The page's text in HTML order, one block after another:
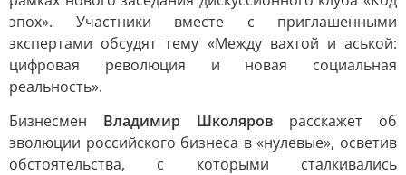
эпох». Участники вместе с приглашенными
экспертами обсудят тему «Между вахтой и аськой:
цифровая революция и новая социальная
реальность».
Бизнесмен Владимир Школяров расскажет об
эволюции российского бизнеса в «нулевые», осветив
обстоятельства, с которыми сталкивались